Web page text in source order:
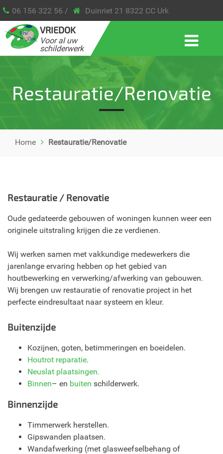
06 156 322 56 / Duinriet 21 8322 CC Urk
VRIEDOK
Voor al uw
schilderwerk
Restauratie/Renovatie
Home Restauratie/Renovatie
Restauratie / Renovatie
Oude gedateerde gebouwen of woningen kunnen weer een
originele uitstraling krijgen die ze verdienen.
Wij werken samen met vakkundige medewerkers die
jarenlange ervaring hebben op het gebied van
houtbewerking en verwerking/afwerking van gebouwen.
Wij brengen uw restauratie of renovatie project in het
perfecte eindresultaat naar systeem en kleur.
Buitenzijde
Kozijnen, goten, betimmeringen en boeidelen.
Houtrot reparatie.
Neuslat plaatsingen.
Binnen– en buiten schilderwerk.
Binnenzijde
Timmerwerk herstellen.
Gipswanden plaatsen.
Wandafwerking (met glasweefselbehang of